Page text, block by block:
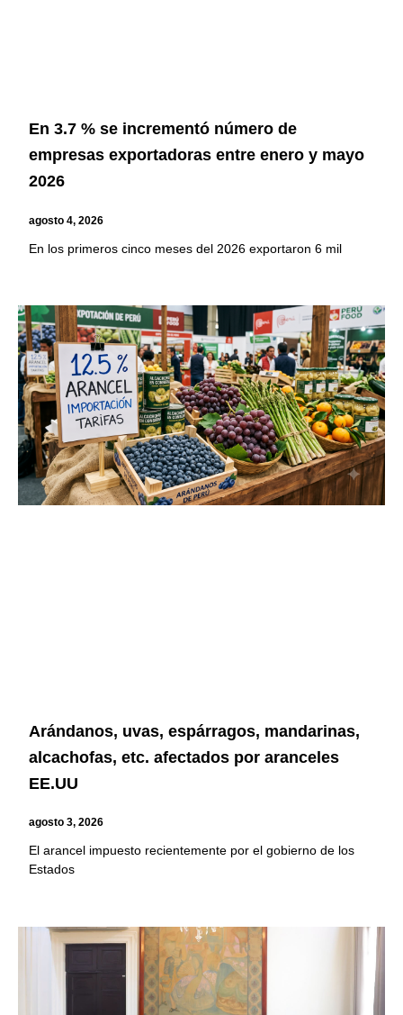
En 3.7 % se incrementó número de
empresas exportadoras entre enero y mayo
2026
agosto 4, 2026
En los primeros cinco meses del 2026 exportaron 6 mil
Arándanos, uvas, espárragos, mandarinas,
alcachofas, etc. afectados por aranceles
EE.UU
agosto 3, 2026
El arancel impuesto recientemente por el gobierno de los
Estados